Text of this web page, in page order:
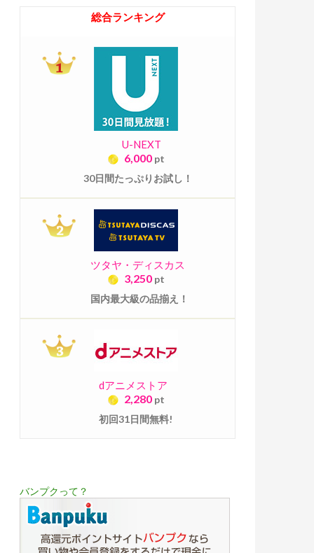
総合ランキング
U-NEXT
6,000 pt
30日間たっぷりお試し！
ツタヤ・ディスカス
3,250 pt
国内最大級の品揃え！
dアニメストア
2,280 pt
初回31日間無料!
バンプクって？